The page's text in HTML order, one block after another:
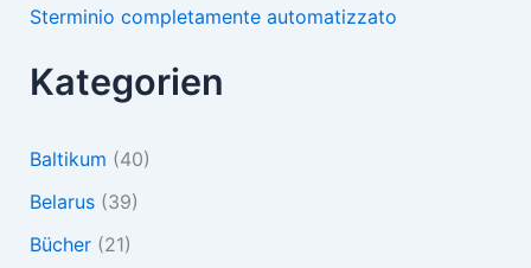
Sterminio completamente automatizzato
Kategorien
Baltikum (40)
Belarus(39)
Bücher(21)